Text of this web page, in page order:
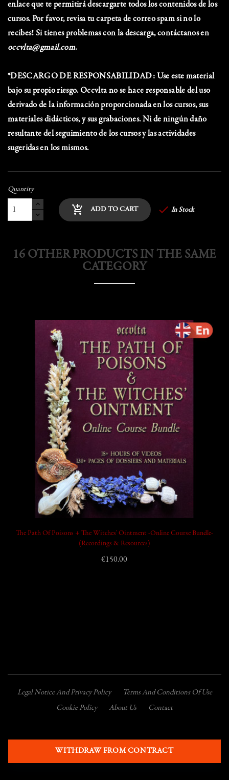
enlace que te permitirá descargarte todos los contenidos de los
cursos. Por favor, revisa tu carpeta de correo spam si no lo
recibes! Si tienes problemas con la descarga, contáctanos en
occvlta@gmail.com.
*DESCARGO DE RESPONSABILIDAD: Use este material
bajo su propio riesgo. Occvlta no se hace responsable del uso
derivado de la información proporcionada en los cursos, sus
materiales didácticos, y sus grabaciones. Ni de ningún daño
resultante del seguimiento de los cursos y las actividades
sugeridas en los mismos.
Quantity
add_shopping_cart ADD TO CART  In Stock
16 OTHER PRODUCTS IN THE SAME
CATEGORY
The Path Of Poisons + The Witches' Ointment -Online Course Bundle-
(Recordings & Resources)
€150.00
Legal Notice And Privacy Policy
Terms And Conditions Of Use
Cookie Policy
About Us Contact
WITHDRAW FROM CONTRACT